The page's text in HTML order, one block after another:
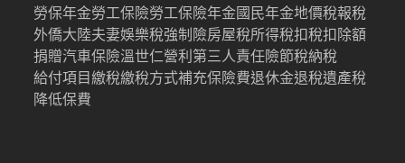
勞保年金勞工保險勞工保險年金國民年金地價稅報稅
外僑大陸夫妻娛樂稅強制險房屋稅所得稅扣稅扣除額
捐贈汽車保險溫世仁營利 第三人責任險節稅納稅
給付項目繳稅繳稅方式補充保險費退休金退稅遺產稅
降低保費